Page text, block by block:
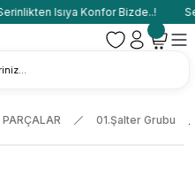
Isıya Konfor Bizde..!
01.Şalter Grubu